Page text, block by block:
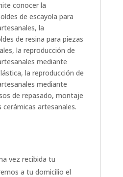
conocer la
de escayola para
la
de resina para piezas
la reproducción de
mediante
la reproducción de
mediante
de repasado, montaje
cerámicas artesanales.
vez recibida tu
a tu domicilio el